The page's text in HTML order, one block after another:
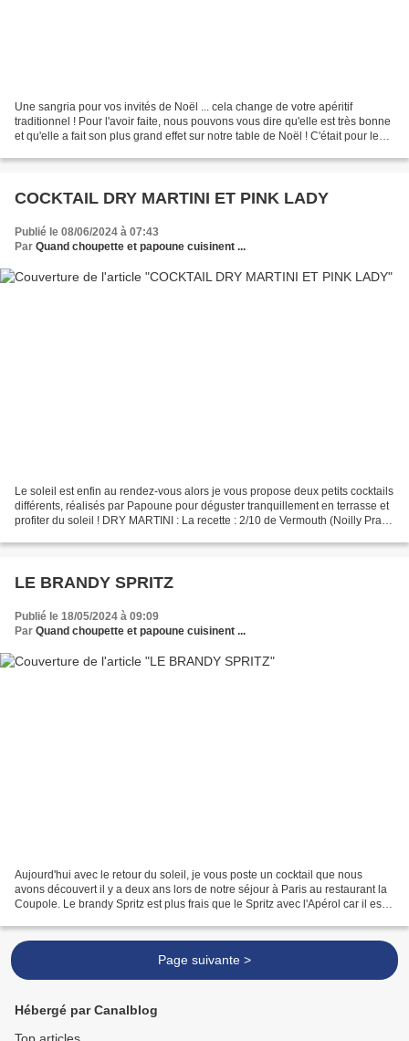
Une sangria pour vos invités de Noël ... cela change de votre apéritif
traditionnel ! Pour l'avoir faite, nous pouvons vous dire qu'elle est très bonne
et qu'elle a fait son plus grand effet sur notre table de Noël ! C'était pour le
COCKTAIL DRY MARTINI ET PINK LADY
Publié le 08/06/2024 à 07:43
Par Quand choupette et papoune cuisinent ...
Le soleil est enfin au rendez-vous alors je vous propose deux petits cocktails
différents, réalisés par Papoune pour déguster tranquillement en terrasse et
profiter du soleil ! DRY MARTINI : La recette : 2/10 de Vermouth (Noilly Prat
LE BRANDY SPRITZ
Publié le 18/05/2024 à 09:09
Par Quand choupette et papoune cuisinent ...
Aujourd'hui avec le retour du soleil, je vous poste un cocktail que nous
avons découvert il y a deux ans lors de notre séjour à Paris au restaurant la
Coupole. Le brandy Spritz est plus frais que le Spritz avec l'Apérol car il est
Page suivante >
Hébergé par Canalblog